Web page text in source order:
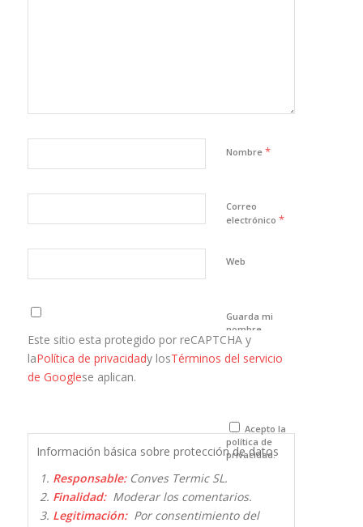
Nombre *
Correo
electrónico *
Web
Guarda mi
nombre,
correo
electrónico y
que comente.
Este sitio esta protegido por reCAPTCHA y
laPolítica de privacidady losTérminos del servicio
de Googlese aplican.
Acepto la
política de
privacidad.
Información básica sobre protección de datos
Responsable:Conves Termic SL.
Finalidad:Moderar los comentarios.
Legitimación:Por consentimiento del